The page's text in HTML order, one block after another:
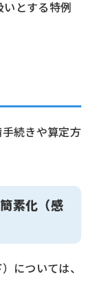
とする特例
続きや算定方
素化（感
については、